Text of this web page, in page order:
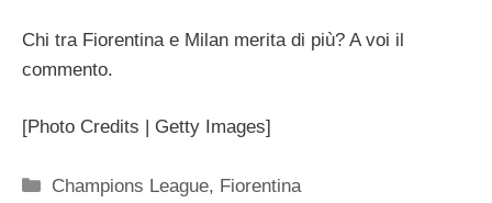
Chi tra Fiorentina e Milan merita di più? A voi il
commento.
[Photo Credits | Getty Images]
Categorie
Champions League, Fiorentina